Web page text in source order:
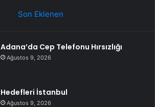
Son Eklenen
Adana’da Cep Telefonu Hırsızlığı
Ağustos 9, 2026
Hedefleri İstanbul
Ağustos 9, 2026